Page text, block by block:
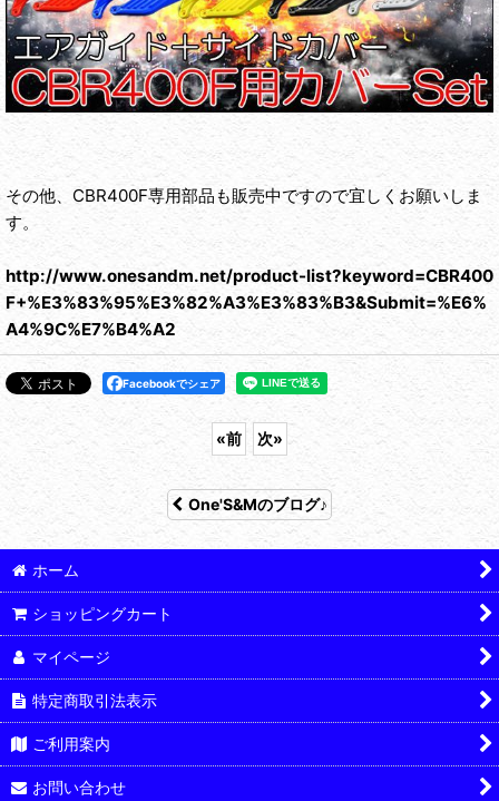
その他、CBR400F専用部品も販売中ですので宜しくお願いしま
す。
http://www.onesandm.net/product-list?keyword=CBR400
F+%E3%83%95%E3%82%A3%E3%83%B3&Submit=%E6%
A4%9C%E7%B4%A2
Facebookでシェア
«前 次»
One'S&Mのブログ♪
ホーム
ショッピングカート
マイページ
特定商取引法表示
ご利用案内
お問い合わせ